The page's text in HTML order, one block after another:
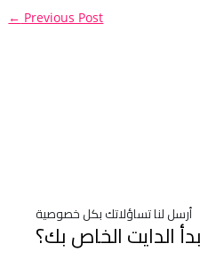
← Previous Post
أرسل لنا تساؤلاتك بكل خصوصية
الدايت الخاص بك؟